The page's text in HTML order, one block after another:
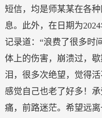
短信，均是师某某在各
息。此外，在日期为
记录道：“浪费了很多时
体上的伤害，崩溃过，
泪，很多次绝望，觉得
感觉自己也老了好多！
痛，前路迷茫。希望远